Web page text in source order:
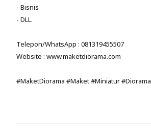
- Bisnis
- DLL.
Telepon/WhatsApp : 081319455507
Website : www.maketdiorama.com
#MaketDiorama #Maket #Miniatur #Diorama